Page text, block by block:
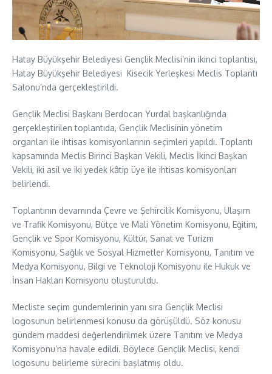
Hatay Büyükşehir Belediyesi Gençlik Meclisi’nin ikinci toplantısı,
Hatay Büyükşehir Belediyesi Kisecik Yerleşkesi Meclis Toplantı
Salonu’nda gerçekleştirildi.
Gençlik Meclisi Başkanı Berdocan Yurdal başkanlığında
gerçekleştirilen toplantıda, Gençlik Meclisinin yönetim
organları ile ihtisas komisyonlarının seçimleri yapıldı. Toplantı
kapsamında Meclis Birinci Başkan Vekili, Meclis İkinci Başkan
Vekili, iki asil ve iki yedek kâtip üye ile ihtisas komisyonları
belirlendi.
Toplantının devamında Çevre ve Şehircilik Komisyonu, Ulaşım
ve Trafik Komisyonu, Bütçe ve Mali Yönetim Komisyonu, Eğitim,
Gençlik ve Spor Komisyonu, Kültür, Sanat ve Turizm
Komisyonu, Sağlık ve Sosyal Hizmetler Komisyonu, Tanıtım ve
Medya Komisyonu, Bilgi ve Teknoloji Komisyonu ile Hukuk ve
İnsan Hakları Komisyonu oluşturuldu.
Mecliste seçim gündemlerinin yanı sıra Gençlik Meclisi
logosunun belirlenmesi konusu da görüşüldü. Söz konusu
gündem maddesi değerlendirilmek üzere Tanıtım ve Medya
Komisyonu’na havale edildi. Böylece Gençlik Meclisi, kendi
logosunu belirleme sürecini başlatmış oldu.